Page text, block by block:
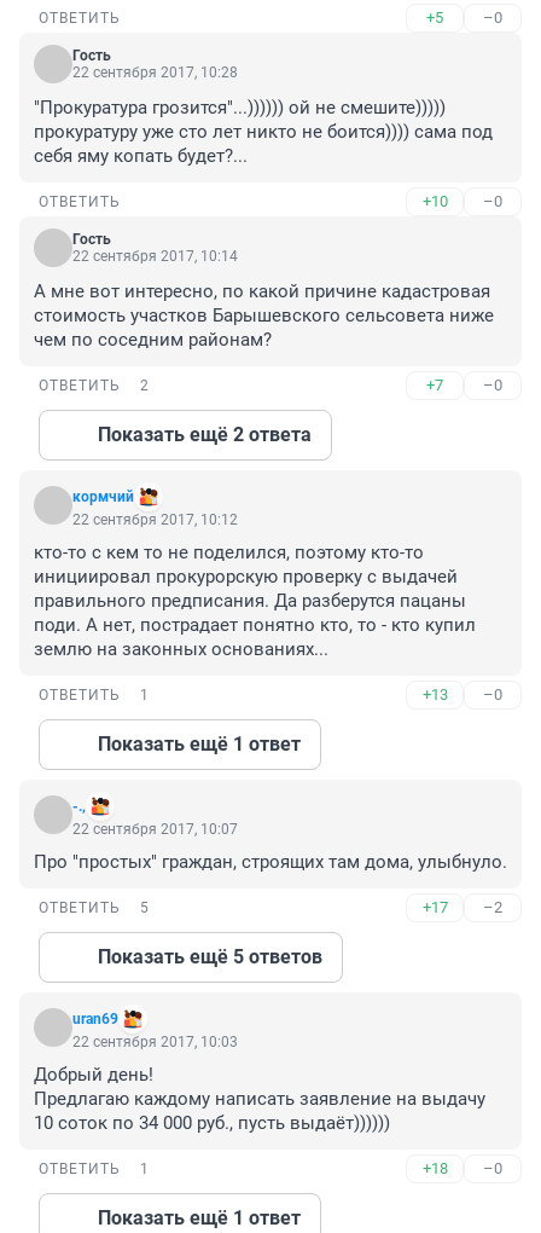
ОТВЕТИТЬ +5 –0
Гость
22 сентября 2017, 10:28
"Прокуратура грозится"...)))))) ой не смешите)))))
прокуратуру уже сто лет никто не боится)))) сама под
себя яму копать будет?...
ОТВЕТИТЬ +10 –0
Гость
22 сентября 2017, 10:14
А мне вот интересно, по какой причине кадастровая
стоимость участков Барышевского сельсовета ниже
чем по соседним районам?
ОТВЕТИТЬ 2 +7 –0
Показать ещё 2 ответа
кормчий
22 сентября 2017, 10:12
кто-то с кем то не поделился, поэтому кто-то
инициировал прокурорскую проверку с выдачей
правильного предписания. Да разберутся пацаны
поди. А нет, пострадает понятно кто, то - кто купил
землю на законных основаниях...
ОТВЕТИТЬ 1 +13 –0
Показать ещё 1 ответ
-.,
22 сентября 2017, 10:07
Про "простых" граждан, строящих там дома, улыбнуло.
ОТВЕТИТЬ 5 +17 –2
Показать ещё 5 ответов
uran69
22 сентября 2017, 10:03
Добрый день!
Предлагаю каждому написать заявление на выдачу
10 соток по 34 000 руб., пусть выдаёт))))))
ОТВЕТИТЬ 1 +18 –0
Показать ещё 1 ответ